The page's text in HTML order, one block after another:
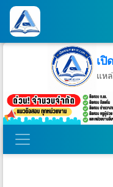
เปิ
แห
วันอาทิ